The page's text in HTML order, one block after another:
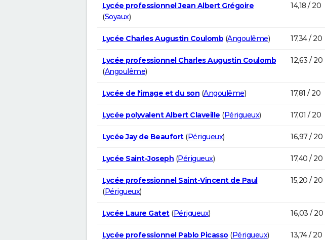
Lycée professionnel Jean Albert Grégoire
(Soyaux)
14,18 / 20
Lycée Charles Augustin Coulomb (Angoulême) 17,34 / 20
Lycée professionnel Charles Augustin Coulomb
(Angoulême)
12,63 / 20
Lycée de l'image et du son (Angoulême) 17,81 / 20
Lycée polyvalent Albert Claveille (Périgueux) 17,01 / 20
Lycée Jay de Beaufort(Périgueux) 16,97 / 20
Lycée Saint-Joseph (Périgueux) 17,40 / 20
Lycée professionnel Saint-Vincent de Paul
(Périgueux)
15,20 / 20
Lycée Laure Gatet(Périgueux) 16,03 / 20
Lycée professionnel Pablo Picasso (Périgueux) 13,74 / 20